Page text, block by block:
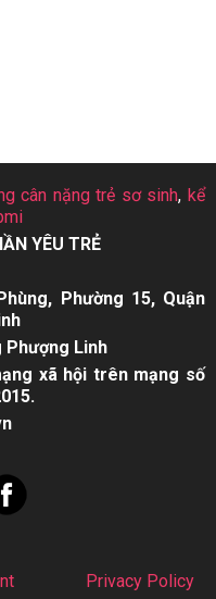
cân nặng trẻ sơ sinh,kể
YÊU TRẺ
Phường 15, Quận
Phượng Linh
xã hội trên mạng số
Privacy Policy